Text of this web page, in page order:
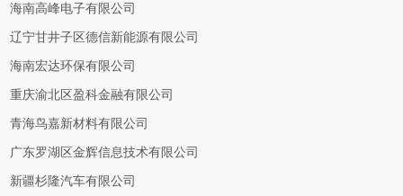
海南高峰电子有限公司
辽宁甘井子区德信新能源有限公司
海南宏达环保有限公司
重庆渝北区盈科金融有限公司
青海鸟嘉新材料有限公司
广东罗湖区金辉信息技术有限公司
新疆杉隆汽车有限公司